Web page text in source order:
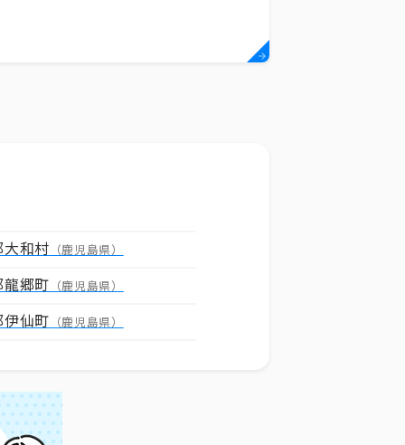
大和村 （鹿児島県）
龍郷町 （鹿児島県）
伊仙町 （鹿児島県）